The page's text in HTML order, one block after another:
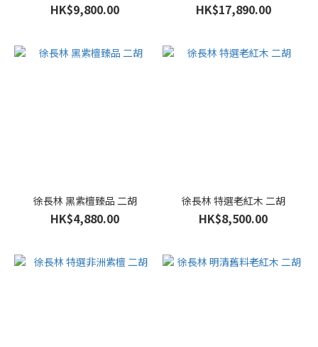
HK$9,800.00 HK$17,890.00
徐長林 黑紫檀臻品 二胡
HK$4,880.00
徐長林 特選老紅木 二胡
HK$8,500.00